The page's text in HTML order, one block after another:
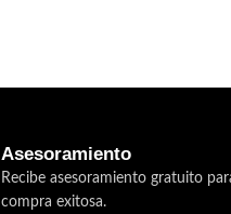
Asesoramiento
Recibe asesoramiento gratuito
compra exitosa.